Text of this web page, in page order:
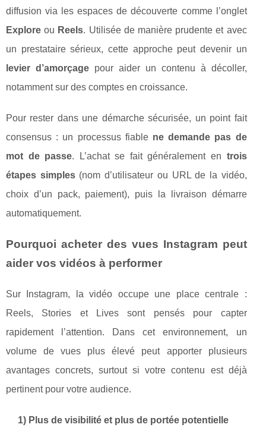
diffusion via les espaces de découverte comme l’onglet
Explore ou Reels. Utilisée de manière prudente et avec
un prestataire sérieux, cette approche peut devenir un
levier d’amorçagepour aider un contenu à décoller,
notamment sur des comptes en croissance.
Pour rester dans une démarche sécurisée, un point fait
consensus : un processus fiable ne demande pas de
mot de passe. L’achat se fait généralement en trois
étapes simples(nom d’utilisateur ou URL de la vidéo,
choix d’un pack, paiement), puis la livraison démarre
automatiquement.
Pourquoi acheter des vues Instagram peut
aider vos vidéos à performer
Sur Instagram, la vidéo occupe une place centrale :
Reels, Stories et Lives sont pensés pour capter
rapidement l’attention. Dans cet environnement, un
volume de vues plus élevé peut apporter plusieurs
avantages concrets, surtout si votre contenu est déjà
pertinent pour votre audience.
1) Plus de visibilité et plus de portée potentielle